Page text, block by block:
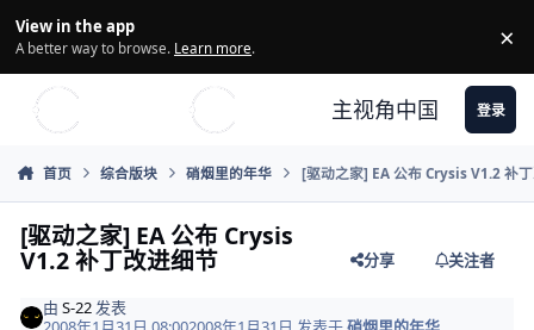
View in the app
A better way to browse. Learn more. ×
主视角中国 登录
首页 综合版块 硝烟里的年华 [驱动之家] EA 公布 Crysis V1.2 补
[驱动之家] EA 公布 Crysis
V1.2 补丁改进细节 分享 关注者
由S-22 发表